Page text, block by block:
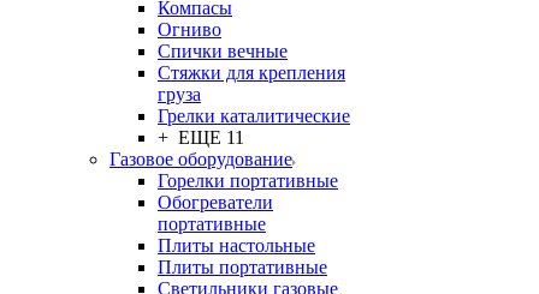
Компасы
Огниво
Спички вечные
Стяжки для крепления
груза
Грелки каталитические
+ ЕЩЕ 11
Газовое оборудование
Горелки портативные
Обогреватели
портативные
Плиты настольные
Плиты портативные
Светильники газовые